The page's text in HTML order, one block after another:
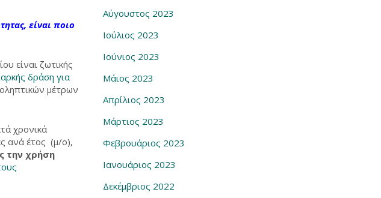
είναι ποιο
είναι ζωτικής
δράση για
μέτρων
χρονικά
ανά έτος (μ/ο),
την χρήση
Αύγουστος 2023
Ιούλιος 2023
Ιούνιος 2023
Μάιος 2023
Απρίλιος 2023
Μάρτιος 2023
Φεβρουάριος 2023
Ιανουάριος 2023
Δεκέμβριος 2022